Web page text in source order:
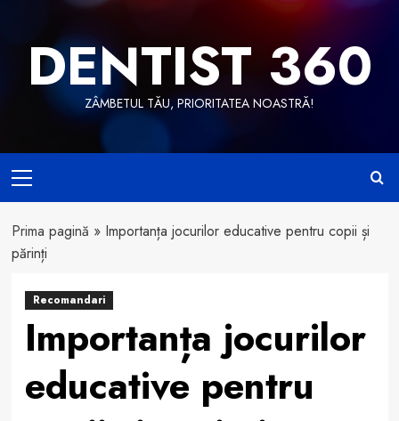
contentDENTIST 360
ZÂMBETUL TĂU, PRIORITATEA NOASTRĂ!
Menu
Prima pagină » Importanța jocurilor educative pentru copii și
părinți
Recomandari
Importanța jocurilor
educative pentru